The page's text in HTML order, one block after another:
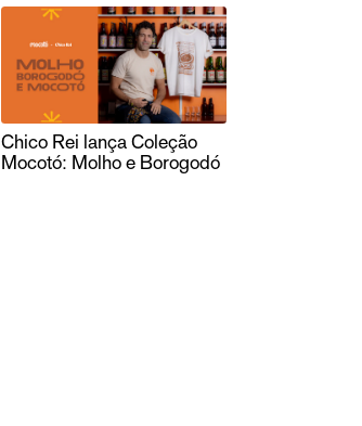
Chico Rei lança Coleção
Mocotó: Molho e Borogodó